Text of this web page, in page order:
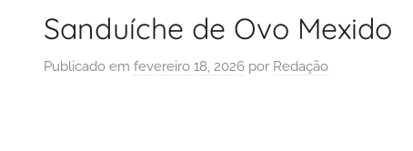
Sanduíche de Ovo Mexido
Publicado em fevereiro 18, 2026 por Redação